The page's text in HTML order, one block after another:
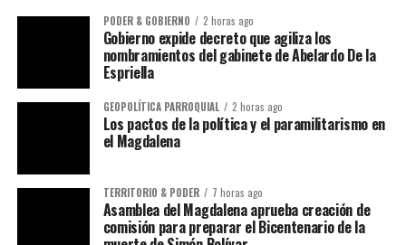
PODER & GOBIERNO 2 horas ago
Gobierno expide decreto que agiliza los
nombramientos del gabinete de Abelardo De la
Espriella
GEOPOLÍTICA PARROQUIAL 2 horas ago
Los pactos de la política y el paramilitarismo en
el Magdalena
TERRITORIO & PODER 7 horas ago
Asamblea del Magdalena aprueba creación de
comisión para preparar el Bicentenario de la